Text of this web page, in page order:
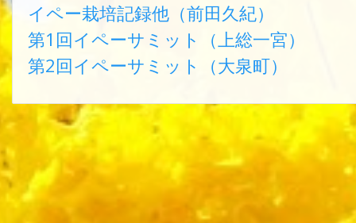
イペー栽培記録他（前田久紀）
第1回イペーサミット（上総一宮）
第2回イペーサミット（大泉町）